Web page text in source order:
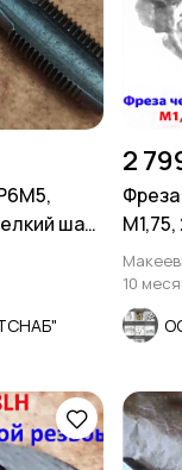
шаг,
2
М1,75,
10